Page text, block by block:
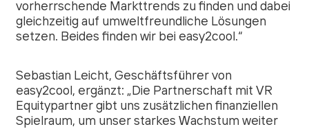
vorherrschende Markttrends zu finden und dabei
gleichzeitig auf umweltfreundliche Lösungen
setzen. Beides finden wir bei easy2cool.“
Sebastian Leicht, Geschäftsführer von
easy2cool, ergänzt: „ Die Partnerschaft mit VR
Equitypartner gibt uns zusätzlichen finanziellen
Spielraum, um unser starkes Wachstum weiter